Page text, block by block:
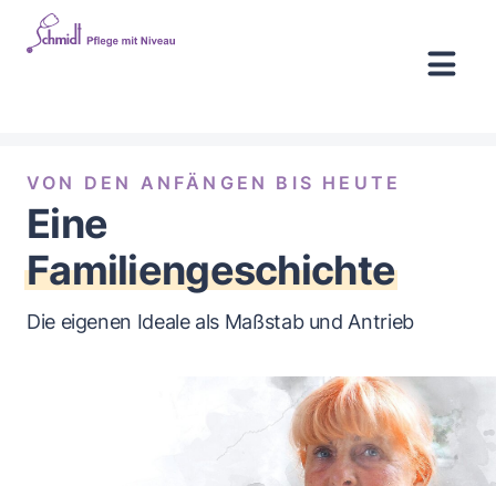
VON DEN ANFÄNGEN BIS HEUTE
Eine
Familiengeschichte
Die eigenen Ideale als Maßstab und Antrieb